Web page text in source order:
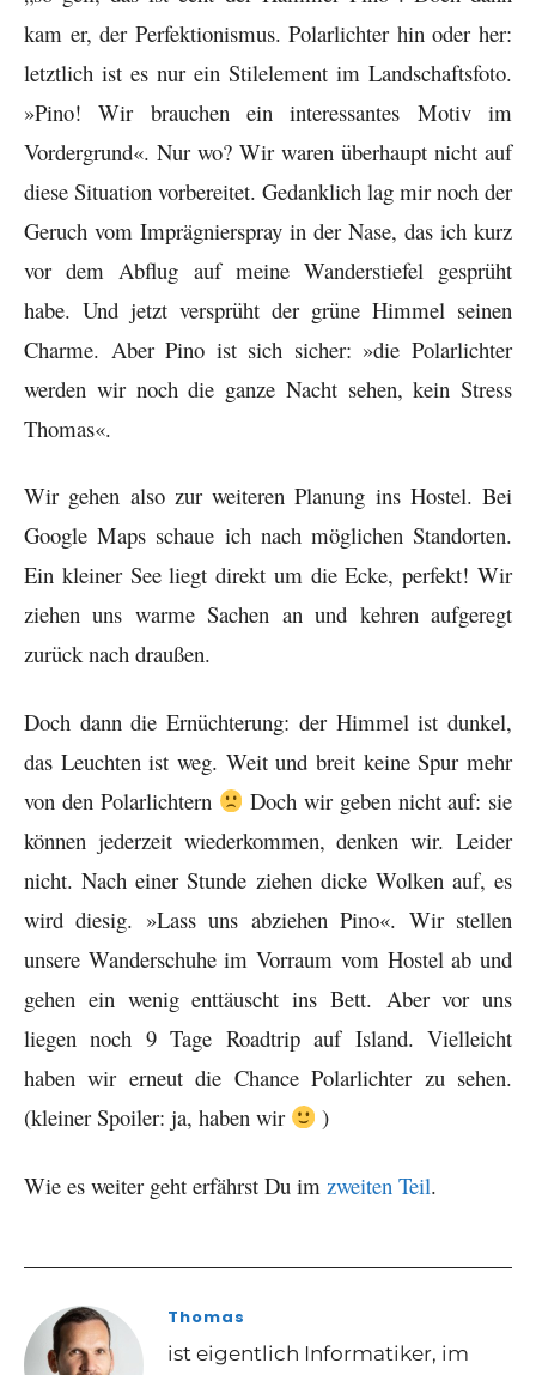
kam er, der Perfektionismus. Polarlichter hin oder her:
letztlich ist es nur ein Stilelement im Landschaftsfoto.
»Pino! Wir brauchen ein interessantes Motiv im
Vordergrund«. Nur wo? Wir waren überhaupt nicht auf
diese Situation vorbereitet. Gedanklich lag mir noch der
Geruch vom Imprägnierspray in der Nase, das ich kurz
vor dem Abflug auf meine Wanderstiefel gesprüht
habe. Und jetzt versprüht der grüne Himmel seinen
Charme. Aber Pino ist sich sicher: »die Polarlichter
werden wir noch die ganze Nacht sehen, kein Stress
Thomas«.
Wir gehen also zur weiteren Planung ins Hostel. Bei
Google Maps schaue ich nach möglichen Standorten.
Ein kleiner See liegt direkt um die Ecke, perfekt! Wir
ziehen uns warme Sachen an und kehren aufgeregt
zurück nach draußen.
Doch dann die Ernüchterung: der Himmel ist dunkel,
das Leuchten ist weg. Weit und breit keine Spur mehr
von den Polarlichtern
Doch wir geben nicht auf: sie
können jederzeit wiederkommen, denken wir. Leider
nicht. Nach einer Stunde ziehen dicke Wolken auf, es
wird diesig. »Lass uns abziehen Pino«. Wir stellen
unsere Wanderschuhe im Vorraum vom Hostel ab und
gehen ein wenig enttäuscht ins Bett. Aber vor uns
liegen noch 9 Tage Roadtrip auf Island. Vielleicht
haben wir erneut die Chance Polarlichter zu sehen.
(kleiner Spoiler: ja, haben wir
)
Wie es weiter geht erfährst Du im zweiten Teil.
Thomas
ist eigentlich Informatiker, im